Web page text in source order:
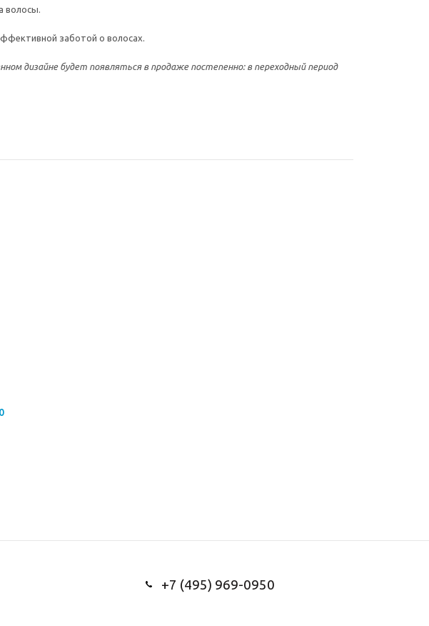
волосы.
заботой о волосах.
дизайне будет появляться в продаже постепенно: в переходный период
+7 (495) 969-0950